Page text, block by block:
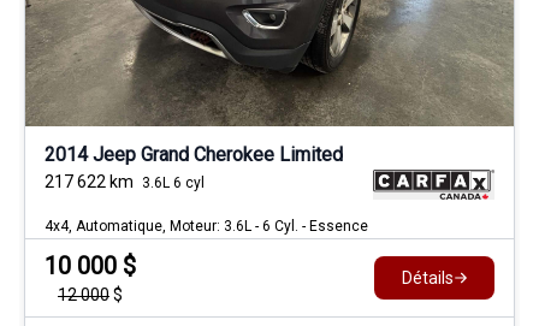
2014 Jeep Grand Cherokee Limited
217 622 km 3.6L 6 cyl
4x4, Automatique, Moteur: 3.6L - 6 Cyl. - Essence
10 000 $
12 000$
Détails